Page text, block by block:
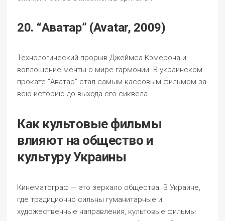
20. “Аватар” (Avatar, 2009)
Технологический прорыв Джеймса Кэмерона и
воплощение мечты о мире гармонии. В украинском
прокате “Аватар” стал самым кассовым фильмом за
всю историю до выхода его сиквела.
Как культовые фильмы
влияют на общество и
культуру Украины
Кинематограф — это зеркало общества. В Украине,
где традиционно сильны гуманитарные и
художественные направления, культовые фильмы